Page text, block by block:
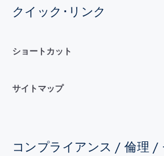
クイック･リンク
ショートカット
サイトマップ
コンプライアンス / 倫理 /